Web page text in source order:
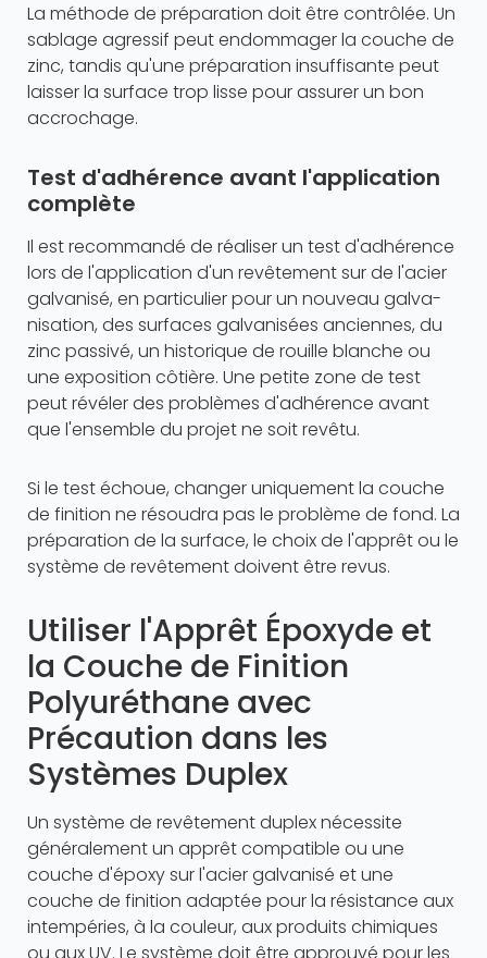
La méthode de préparation doit être contrôlée. Un
sablage agressif peut endommager la couche de
zinc, tandis qu'une préparation insuffisante peut
laisser la surface trop lisse pour assurer un bon
accrochage.
Test d'adhérence avant l'application
complète
Il est recommandé de réaliser un test d'adhérence
lors de l'application d'un revêtement sur de l'acier
galvanisé, en particulier pour un nouveau galva­
nisation, des surfaces galvanisées anciennes, du
zinc passivé, un historique de rouille blanche ou
une exposition côtière. Une petite zone de test
peut révéler des problèmes d'adhérence avant
que l'ensemble du projet ne soit revêtu.
Si le test échoue, changer uniquement la couche
de finition ne résoudra pas le problème de fond. La
préparation de la surface, le choix de l'apprêt ou le
système de revêtement doivent être revus.
Utiliser l'Apprêt Époxyde et
la Couche de Finition
Polyuréthane avec
Précaution dans les
Systèmes Duplex
Un système de revêtement duplex nécessite
généralement un apprêt compatible ou une
couche d'époxy sur l'acier galvanisé et une
couche de finition adaptée pour la résistance aux
intempéries, à la couleur, aux produits chimiques